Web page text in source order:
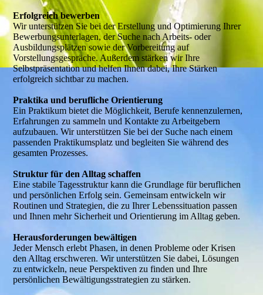
Erfolgreich bewerben
Wir unterstützen Sie bei der Erstellung und Optimierung Ihrer
Bewerbungsunterlagen, der Suche nach Arbeits- oder
Ausbildungsplätzen sowie der Vorbereitung auf
Vorstellungsgespräche. Außerdem stärken wir Ihre
Selbstpräsentation und helfen Ihnen dabei, Ihre Stärken
erfolgreich sichtbar zu machen.
Praktika und berufliche Orientierung
Ein Praktikum bietet die Möglichkeit, Berufe kennenzulernen,
Erfahrungen zu sammeln und Kontakte zu Arbeitgebern
aufzubauen. Wir unterstützen Sie bei der Suche nach einem
passenden Praktikumsplatz und begleiten Sie während des
gesamten Prozesses.
Struktur für den Alltag schaffen
Eine stabile Tagesstruktur kann die Grundlage für beruflichen
und persönlichen Erfolg sein. Gemeinsam entwickeln wir
Routinen und Strategien, die zu Ihrer Lebenssituation passen
und Ihnen mehr Sicherheit und Orientierung im Alltag geben.
Herausforderungen bewältigen
Jeder Mensch erlebt Phasen, in denen Probleme oder Krisen
den Alltag erschweren. Wir unterstützen Sie dabei, Lösungen
zu entwickeln, neue Perspektiven zu finden und Ihre
persönlichen Bewältigungsstrategien zu stärken.